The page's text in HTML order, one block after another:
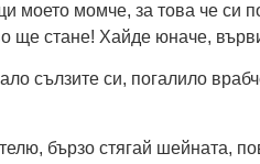
моето момче, за това че си
ще стане! Хайде юначе,
сълзите си, погалило
бързо стягай шейната,